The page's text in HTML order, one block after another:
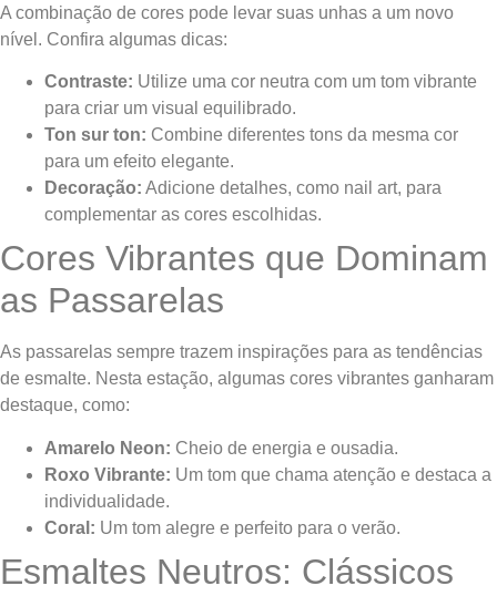
A combinação de cores pode levar suas unhas a um novo
nível. Confira algumas dicas:
Contraste: Utilize uma cor neutra com um tom vibrante
para criar um visual equilibrado.
Ton sur ton: Combine diferentes tons da mesma cor
para um efeito elegante.
Decoração: Adicione detalhes, como nail art, para
complementar as cores escolhidas.
Cores Vibrantes que Dominam
as Passarelas
As passarelas sempre trazem inspirações para as tendências
de esmalte. Nesta estação, algumas cores vibrantes ganharam
destaque, como:
Amarelo Neon: Cheio de energia e ousadia.
Roxo Vibrante: Um tom que chama atenção e destaca a
individualidade.
Coral: Um tom alegre e perfeito para o verão.
Esmaltes Neutros: Clássicos